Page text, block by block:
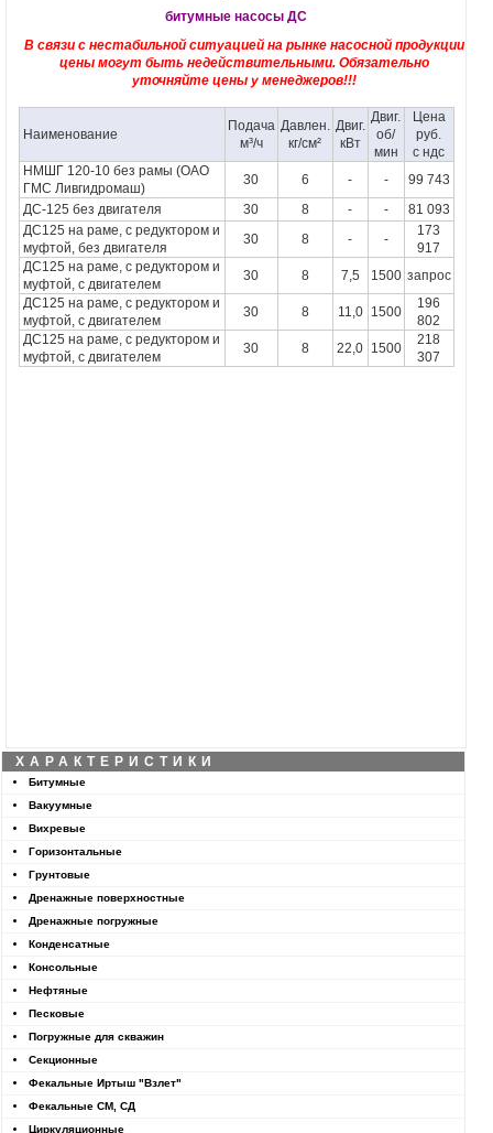
битумные насосы ДС
В связи с нестабильной ситуацией на рынке насосной продукции
цены могут быть недействительными. Обязательно
уточняйте цены у менеджеров!!!
Наименование
Подача
м³/ч
Давлен.
кг/см²
Двиг.
кВт
Двиг.
об/
мин
Цена
руб.
с ндс
НМШГ 120-10 без рамы (ОАО
ГМС Ливгидромаш)
30 6 - -
99 743
ДС-125 без двигателя
30 8 - -
81 093
ДС125 на раме, с редуктором и
муфтой, без двигателя
30 8 - -
173
917
ДС125 на раме, с редуктором и
муфтой, с двигателем
30 8 7,5 1500 запрос
ДС125 на раме, с редуктором и
муфтой, с двигателем
30 8 11,0 1500
196
802
ДС125 на раме, с редуктором и
муфтой, с двигателем
30 8 22,0 1500
218
307
ХАРАКТЕРИСТИКИ
Битумные
Вакуумные
Вихревые
Горизонтальные
Грунтовые
Дренажные поверхностные
Дренажные погружные
Конденсатные
Консольные
Нефтяные
Песковые
Погружные для скважин
Секционные
Фекальные Иртыш "Взлет"
Фекальные СМ, СД
Циркуляционные